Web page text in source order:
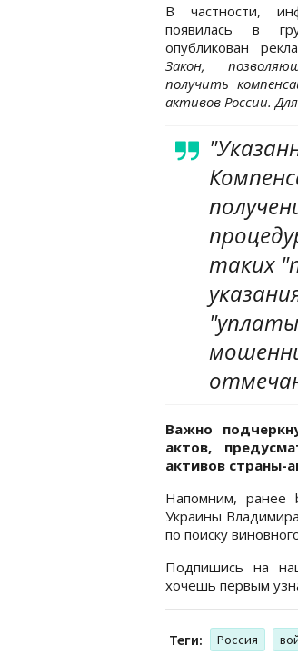
В частности,
появилась в
опубликован
Закон,
получить
активов России.
таких
Важно
актов,
активов страны-
Напомним, ранее
Украины
по поиску
Подпишись на
хочешь первым
Теги: Россия